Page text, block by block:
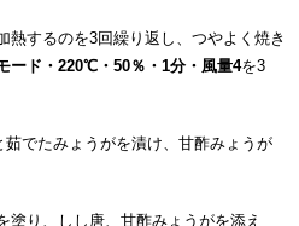
熱するのを3回繰り返し、つやよく焼き
ード・220℃・50％・1分・風量4を3
茹でたみょうがを漬け、甘酢みょうが
塗り、しし唐、甘酢みょうがを添え